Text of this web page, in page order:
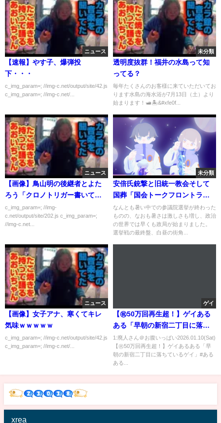
ニュース
【速報】やす子、爆弾投
下・・・
c_img_param=; //img-c.net/output/site/42.js
c_img_param=; //img-c.net/...
未分類
透明度抜群！福井の水島って知
ってる？
毎年たくさんのお客様に来ていただいてお
ります水島の海水浴が7月13日（土）より
始まります！🛥🏝&#xfe0f...
ニュース
【画像】鳥山明の後継者とよた
ろう「クロノトリガー書いてみ
ました。」
c_img_param=; //img-
c.net/output/site/202.js c_img_param=;
//img-c.net...
未分類
安倍氏銃撃と旧統一教会そして
国葬「国会トークフロントライ
ン」【CS TBS NEWS】
なんとも暑い中での参議院選挙が終わった
ものの、なおも暑さは激しさも増し、政治
の世界では早くも政局が始まりました。
選挙戦の最終盤、白昼の街角...
ニュース
【画像】女子アナ、寒くてキレ
気味ｗｗｗｗｗ
c_img_param=; //img-c.net/output/site/42.js
c_img_param=; //img-c.net/...
ゲイ
【㊗️50万回再生超！】ゲイある
ある「早朝の新宿二丁目に落ち
ているゲイ」#あるある #ゲイ #
泥酔
1:廃人さん＠お腹いっぱい2026.01.10(Sat)
【㊗️50万回再生超！】ゲイあるある「早
朝の新宿二丁目に落ちているゲイ」#ある
ある...
xrea